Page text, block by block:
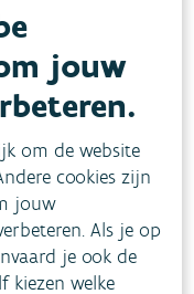
jouw
om de website
cookies zijn
jouw
Als je op
je ook de
kiezen welke